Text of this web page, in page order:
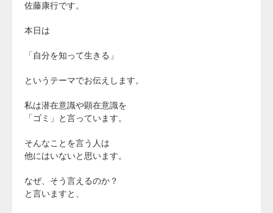
佐藤康行です。
本日は
「自分を知って生きる」
というテーマでお伝えします。
私は潜在意識や顕在意識を
「ゴミ」と言っています。
そんなことを言う人は
他にはいないと思います。
なぜ、そう言えるのか？
と言いますと、